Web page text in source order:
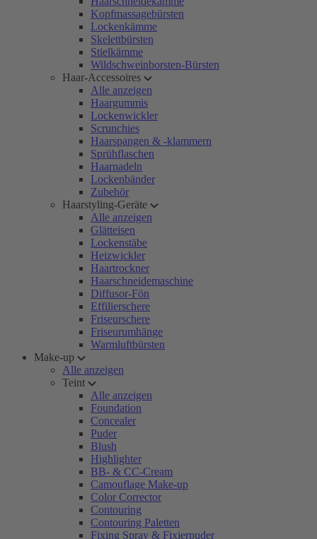
Kopfmassagebürsten
Lockenkämme
Skelettbürsten
Stielkämme
Wildschweinborsten-Bürsten
Haar-Accessoires
Alle anzeigen
Haargummis
Lockenwickler
Scrunchies
Haarspangen & -klammern
Sprühflaschen
Haarnadeln
Lockenbänder
Zubehör
Haarstyling-Geräte
Alle anzeigen
Glätteisen
Lockenstäbe
Heizwickler
Haartrockner
Haarschneidemaschine
Diffusor-Fön
Effilierschere
Friseurschere
Friseurumhänge
Warmluftbürsten
Make-up
Alle anzeigen
Teint
Alle anzeigen
Foundation
Concealer
Puder
Blush
Highlighter
BB- & CC-Cream
Camouflage Make-up
Color Corrector
Contouring
Contouring Paletten
Fixing Spray & Fixierpuder